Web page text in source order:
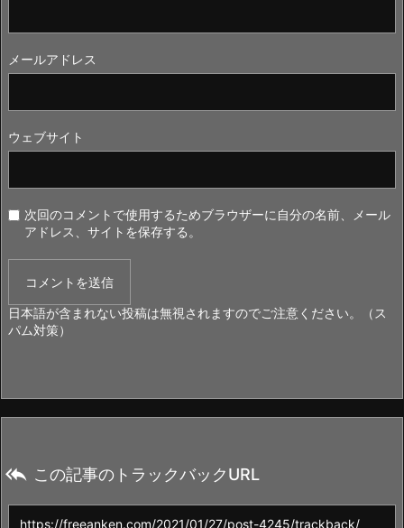
メールアドレス
ウェブサイト
次回のコメントで使用するためブラウザーに自分の名前、メール
アドレス、サイトを保存する。
日本語が含まれない投稿は無視されますのでご注意ください。（ス
パム対策）
 この記事のトラックバックURL